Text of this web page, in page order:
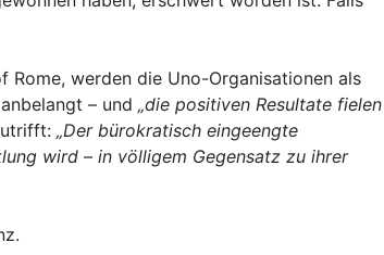
Rome, werden die Uno-Organisationen als
– und „die positiven Resultate fielen
„Der bürokratisch eingeengte
wird – in völligem Gegensatz zu ihrer